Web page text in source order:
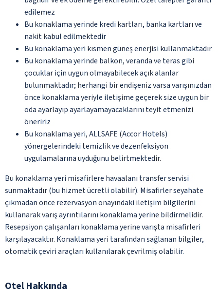
edilemez
Bu konaklama yerinde kredi kartları, banka kartları ve
nakit kabul edilmektedir
Bu konaklama yeri kısmen güneş enerjisi kullanmaktadır
Bu konaklama yerinde balkon, veranda ve teras gibi
çocuklar için uygun olmayabilecek açık alanlar
bulunmaktadır; herhangi bir endişeniz varsa varışınızdan
önce konaklama yeriyle iletişime geçerek size uygun bir
oda ayarlayıp ayarlayamayacaklarını teyit etmenizi
öneririz
Bu konaklama yeri, ALLSAFE (Accor Hotels)
yönergelerindeki temizlik ve dezenfeksiyon
uygulamalarına uyduğunu belirtmektedir.
Bu konaklama yeri misafirlere havaalanı transfer servisi
sunmaktadır (bu hizmet ücretli olabilir). Misafirler seyahate
çıkmadan önce rezervasyon onayındaki iletişim bilgilerini
kullanarak varış ayrıntılarını konaklama yerine bildirmelidir.
Resepsiyon çalışanları konaklama yerine varışta misafirleri
karşılayacaktır. Konaklama yeri tarafından sağlanan bilgiler,
otomatik çeviri araçları kullanılarak çevrilmiş olabilir.
Otel Hakkında